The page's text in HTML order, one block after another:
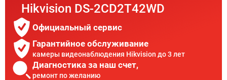
Hikvision DS-2CD2T42WD
Официальный сервис
Гарантийное обслуживание
камеры видеонаблюдения Hikvision до 3 лет
Диагностика за наш счет,
ремонт по желанию